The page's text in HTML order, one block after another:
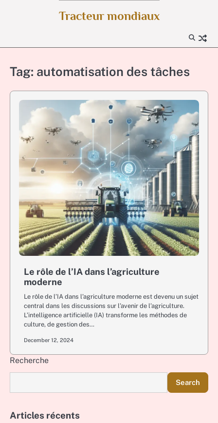
Tracteur mondiaux
Tag: automatisation des tâches
Le rôle de l’IA dans l’agriculture
moderne
Le rôle de l’IA dans l’agriculture moderne est devenu un sujet
central dans les discussions sur l’avenir de l’agriculture.
L’intelligence artificielle (IA) transforme les méthodes de
culture, de gestion des…
December 12, 2024
Recherche
Search
Articles récents